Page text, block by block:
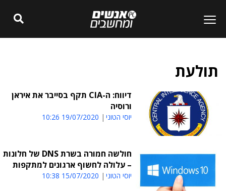
תולעת
דיווח: ה-CIA תקף בסייבר את איראן
ורוסיה
יוסי הטוני 19/07/2020 10:26
חולשה חמורה בשרת DNS של חלונות
– עלולה לחשוף ארגונים למתקפות
יוסי הטוני 15/07/2020 10:38